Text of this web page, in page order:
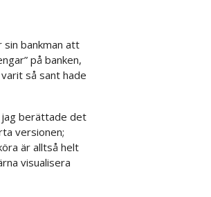
sin bankman att
på banken,
så sant hade
jag berättade det
versionen;
är alltså helt
visualisera